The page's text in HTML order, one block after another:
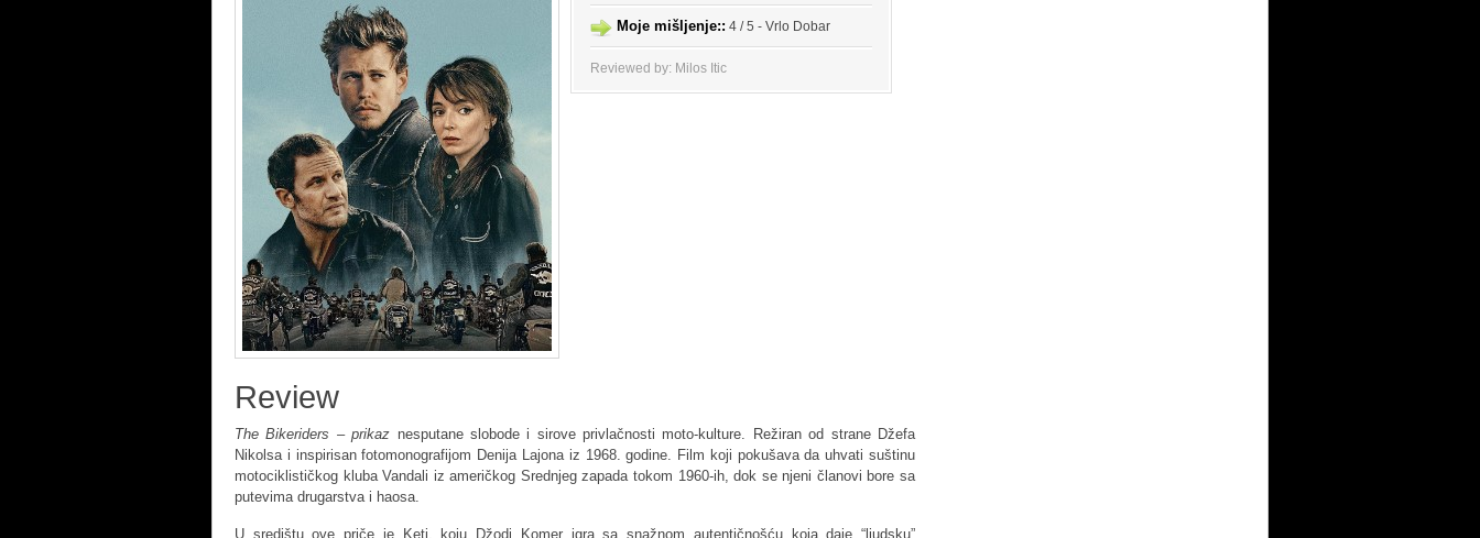
Moje mišljenje:: 4 / 5 - Vrlo Dobar
Reviewed by: Milos Itic
Review
The Bikeriders – prikaz nesputane slobode i sirove privlačnosti moto-kulture. Režiran od strane Džefa
Nikolsa i inspirisan fotomonografijom Denija Lajona iz 1968. godine. Film koji pokušava da uhvati suštinu
motociklističkog kluba Vandali iz američkog Srednjeg zapada tokom 1960-ih, dok se njeni članovi bore sa
putevima drugarstva i haosa.
U središtu ove priče je Keti, koju Džodi Komer igra sa snažnom autentičnošću koja daje “ljudsku”